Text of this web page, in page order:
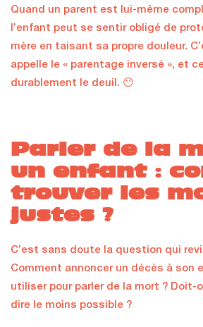
Quand un parent est lui-même
l’enfant peut se sentir obligé de
mère en taisant sa propre douleur.
appelle le « parentage inversé », et
durablement le deuil. 😶
Parler de la
un enfant :
trouver les
justes ?
C’est sans doute la question qui
Comment annoncer un décès à son
utiliser pour parler de la mort ? Doit-
dire le moins possible ?